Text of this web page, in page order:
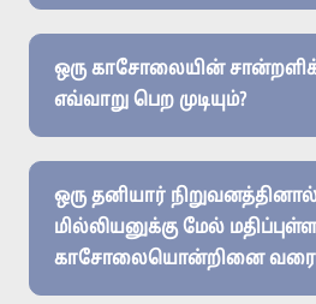
ஒரு காசோலையின்
எவ்வாறு பெற முடியும்?
ஒரு தனியார் நிறுவனத்தினால்
மில்லியனுக்கு மேல் மதிப்புள்ள
காசோலையொன்றினை வரைய